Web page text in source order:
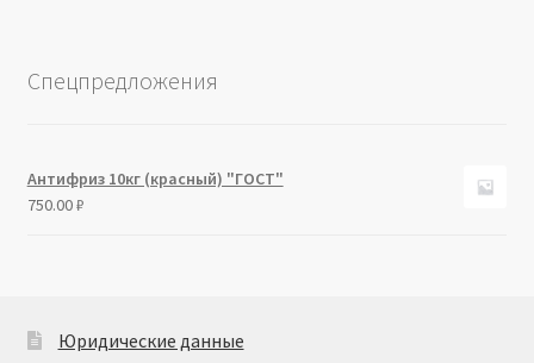
Спецпредложения
Антифриз 10кг (красный) "ГОСТ"
750.00₽
Юридические данные